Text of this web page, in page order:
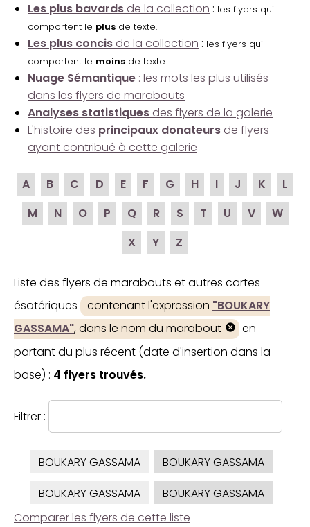
Les plus bavards de la collection : les flyers qui
comportent le plus de texte.
Les plus concis de la collection : les flyers qui
comportent le moins de texte.
Nuage Sémantique : les mots les plus utilisés
dans les flyers de marabouts
Analyses statistiques des flyers de la galerie
L'histoire des principaux donateurs de flyers
ayant contribué à cette galerie
A B C D E F G H I J K
L
M
N O P Q R S T U V
W
X
Y Z
Liste des flyers de marabouts et autres cartes
ésotériques
contenant l'expression "BOUKARY
GASSAMA", dans le nom du marabout
en
partant du plus récent (date d'insertion dans la
base) : 4 flyers trouvés.
Filtrer :
BOUKARY GASSAMA
BOUKARY GASSAMA
BOUKARY GASSAMA
BOUKARY GASSAMA
Comparer les flyers de cette liste